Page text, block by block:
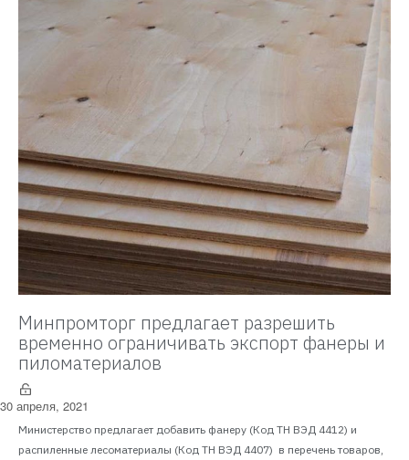
Минпромторг предлагает разрешить
временно ограничивать экспорт фанеры и
пиломатериалов
30 апреля, 2021
Министерство предлагает добавить фанеру (Код ТН ВЭД 4412) и
распиленные лесоматериалы (Код ТН ВЭД 4407) в перечень товаров,